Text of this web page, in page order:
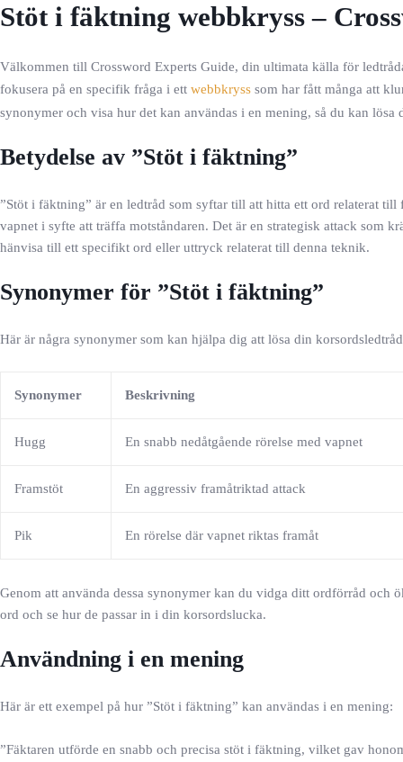
Stöt i fäktning webbkryss –
Välkommen till Crossword Experts Guide, din ultimata källa för
fokusera på en specifik fråga i ett webbkryss som har fått många att
synonymer och visa hur det kan användas i en mening, så du kan
Betydelse av ”Stöt i fäktning”
”Stöt i fäktning” är en ledtråd som syftar till att hitta ett ord relaterat
vapnet i syfte att träffa motståndaren. Det är en strategisk attack som
hänvisa till ett specifikt ord eller uttryck relaterat till denna teknik.
Synonymer för ”Stöt i fäktning”
Här är några synonymer som kan hjälpa dig att lösa din
Synonymer Beskrivning
Hugg En snabb nedåtgående rörelse med vapnet
Framstöt En aggressiv framåtriktad attack
Pik En rörelse där vapnet riktas framåt
Genom att använda dessa synonymer kan du vidga ditt ordförråd och
ord och se hur de passar in i din korsordslucka.
Användning i en mening
Här är ett exempel på hur ”Stöt i fäktning” kan användas i en mening:
”Fäktaren utförde en snabb och precisa stöt i fäktning, vilket gav